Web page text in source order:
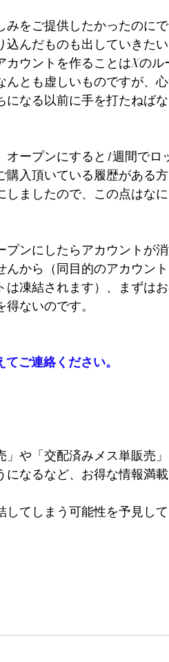
をご提供したかったのに
んだものも出していきた
ウントを作ることはXのル
んとも虚しいものですが、
なる以前に手を打たねば
ープンにすると1週間でロ
入頂いている履歴がある
ましたので、この点はな
ンにしたらアカウントが
から（同目的のアカウン
凍結されます）、まずは
ないのです。
ご連絡ください。
や「交配済みメス単販売
なるなど、お得な情報満載
てしまう可能性を予見し